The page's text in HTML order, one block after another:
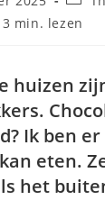
3 min. lezen
huizen
Ik ben er
eten.
het